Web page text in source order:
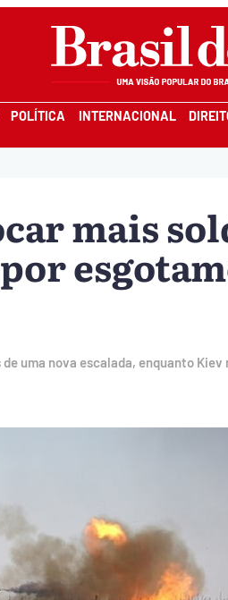
POLÍTICA INTERNACIONAL
mais
uma nova escalada, enquanto